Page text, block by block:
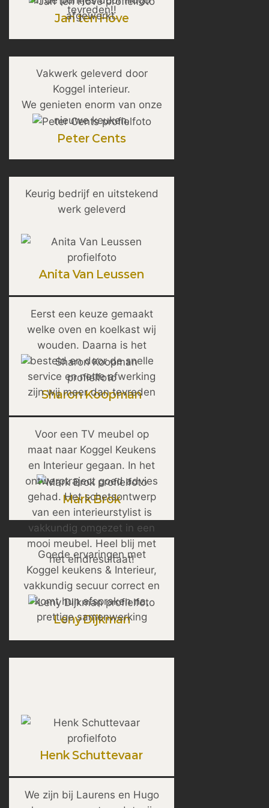
tevreden!!
Jan ten Hove
afgewerkt.
Peter Cents
Vakwerk geleverd door
Koggel interieur.
We genieten enorm van onze
nieuwe keuken.
Anita Van Leussen
Keurig bedrijf en uitstekend
werk geleverd
Sharon Koopman
Eerst een keuze gemaakt
welke oven en koelkast wij
wouden. Daarna is het
besteld en door de snelle
service en nette afwerking
zijn wij meer dan tevreden
Mark Brok
Voor een TV meubel op
maat naar Koggel Keukens
en Interieur gegaan. In het
ontwerptraject goed advies
gehad. Het schetsontwerp
van een interieurstylist is
vakkundig omgezet in een
mooi meubel. Heel blij met
het eindresultaat!
Leny Dijkman
Goede ervaringen met
Koggel keukens & Interieur,
vakkundig secuur correct en
komt hun afspraken na,
prettige samenwerking
Henk Schuttevaar
We zijn bij Laurens en Hugo